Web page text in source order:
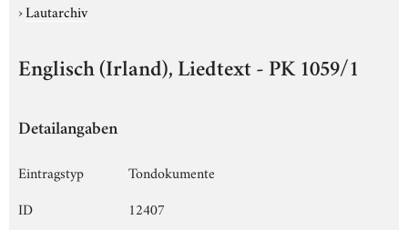
›Lautarchiv
Englisch (Irland), Liedtext - PK 1059/1
Detailangaben
Eintragstyp
Tondokumente
ID
12407